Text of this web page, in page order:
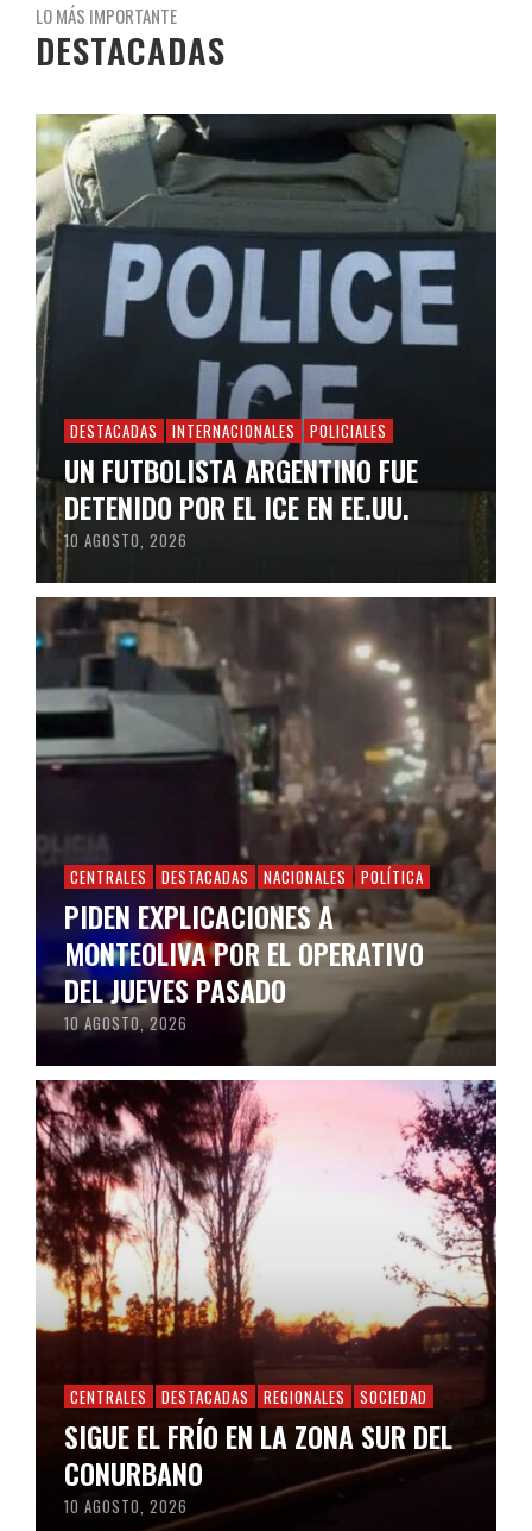
LO MÁS IMPORTANTE
DESTACADAS
DESTACADAS INTERNACIONALES POLICIALES
UN FUTBOLISTA ARGENTINO FUE
DETENIDO POR EL ICE EN EE.UU.
10 AGOSTO, 2026
CENTRALES DESTACADAS NACIONALES POLÍTICA
PIDEN EXPLICACIONES A
MONTEOLIVA POR EL OPERATIVO
DEL JUEVES PASADO
10 AGOSTO, 2026
CENTRALES DESTACADAS REGIONALES SOCIEDAD
SIGUE EL FRÍO EN LA ZONA SUR DEL
CONURBANO
10 AGOSTO, 2026